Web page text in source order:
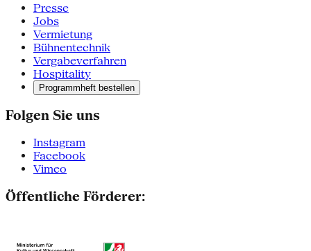
Presse
Jobs
Vermietung
Bühnentechnik
Vergabeverfahren
Hospitality
Programmheft bestellen
Folgen Sie uns
Instagram
Facebook
Vimeo
Öffentliche Förderer: